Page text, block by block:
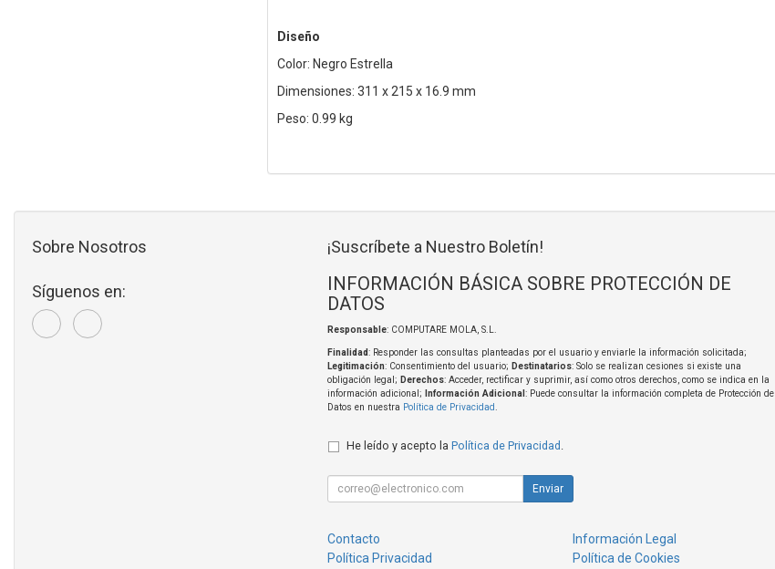
Diseño
Color: Negro Estrella
Dimensiones: 311 x 215 x 16.9 mm
Peso: 0.99 kg
Sobre Nosotros
Síguenos en:
¡Suscríbete a Nuestro Boletín!
INFORMACIÓN BÁSICA SOBRE PROTECCIÓN DE
DATOS
Responsable: COMPUTARE MOLA, S.L.
Finalidad: Responder las consultas planteadas por el usuario y enviarle la información solicitada;
Legitimación: Consentimiento del usuario; Destinatarios: Solo se realizan cesiones si existe una
obligación legal; Derechos: Acceder, rectificar y suprimir, así como otros derechos, como se indica en la
información adicional;
Información Adicional : Puede consultar la información completa de Protección de
Datos en nuestra Política de Privacidad.
He leído y acepto la Política de Privacidad .
Enviar
Contacto
Información Legal
Política Privacidad
Política de Cookies